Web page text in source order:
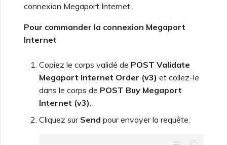
connexion Megaport Internet.
Pour commander la connexion Megaport
Internet
Copiez le corps validé de POST Validate
Megaport Internet Order (v3) et collez-le
dans le corps de POST Buy Megaport
Internet (v3)
Cliquez sur Send pour envoyer la requête.